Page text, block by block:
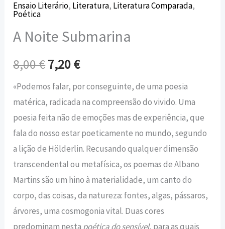
Ensaio Literário, Literatura, Literatura Comparada,
Poética
A Noite Submarina
8,00€7,20€
«Podemos falar, por conseguinte, de uma poesia
matérica, radicada na compreensão do vivido. Uma
poesia feita não de emoções mas de experiência, que
fala do nosso estar poeticamente no mundo, segundo
a lição de Hölderlin. Recusando qualquer dimensão
transcendental ou metafísica, os poemas de Albano
Martins são um hino à materialidade, um canto do
corpo, das coisas, da natureza: fontes, algas, pássaros,
árvores, uma cosmogonia vital. Duas cores
predominam nesta poética do sensível, para as quais